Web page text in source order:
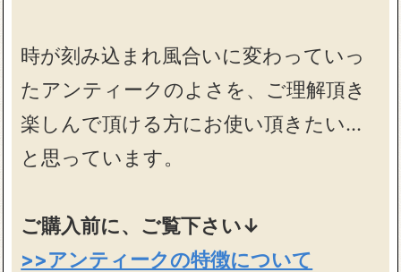
時が刻み込まれ風合いに変わっていっ
たアンティークのよさを、ご理解頂き
楽しんで頂ける方にお使い頂きたい…
と思っています。
ご購入前に、ご覧下さい↓
>>アンティークの特徴について